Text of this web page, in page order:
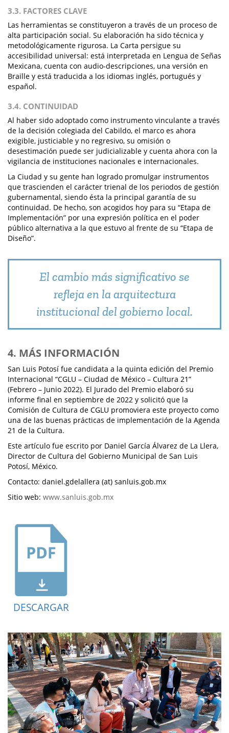
3.3. FACTORES CLAVE
Las herramientas se constituyeron a través de un proceso de
alta participación social. Su elaboración ha sido técnica y
metodológicamente rigurosa. La Carta persigue su
accesibilidad universal: está interpretada en Lengua de Señas
Mexicana, cuenta con audio-descripciones, una versión en
Braille y está traducida a los idiomas inglés, portugués y
español.
3.4. CONTINUIDAD
Al haber sido adoptado como instrumento vinculante a través
de la decisión colegiada del Cabildo, el marco es ahora
exigible, justiciable y no regresivo, su omisión o
desestimación puede ser judicializable y cuenta ahora con la
vigilancia de instituciones nacionales e internacionales.
La Ciudad y su gente han logrado promulgar instrumentos
que trascienden el carácter trienal de los periodos de gestión
gubernamental, siendo ésta la principal garantía de su
continuidad. De hecho, son acogidos hoy para su “Etapa de
Implementación” por una expresión política en el poder
público alternativa a la que estuvo al frente de su “Etapa de
Diseño”.
El cambio más significativo se
refleja en la arquitectura
institucional del gobierno local.
4. MÁS INFORMACIÓN
San Luis Potosí fue candidata a la quinta edición del Premio
Internacional “CGLU – Ciudad de México – Cultura 21”
(Febrero – Junio 2022). El Jurado del Premio elaboró su
informe final en septiembre de 2022 y solicitó que la
Comisión de Cultura de CGLU promoviera este proyecto como
una de las buenas prácticas de implementación de la Agenda
21 de la Cultura.
Este artículo fue escrito por Daniel García Álvarez de La Llera,
Director de Cultura del Gobierno Municipal de San Luis
Potosí, México.
Contacto: daniel.gdelallera (at) sanluis.gob.mx
Sitio web: www.sanluis.gob.mx
DESCARGAR